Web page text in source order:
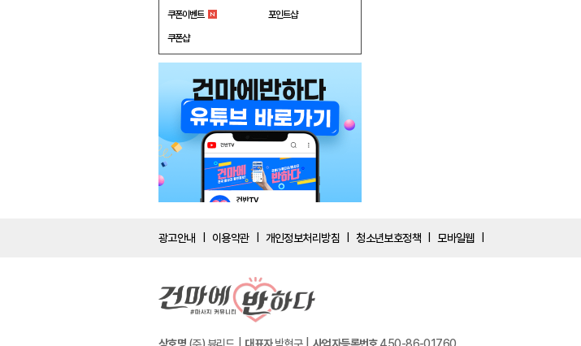
쿠폰이벤트 포인트샵
쿠폰샵
광고안내 이용약관 개인정보처리방침 청소년보호정책 모바일웹